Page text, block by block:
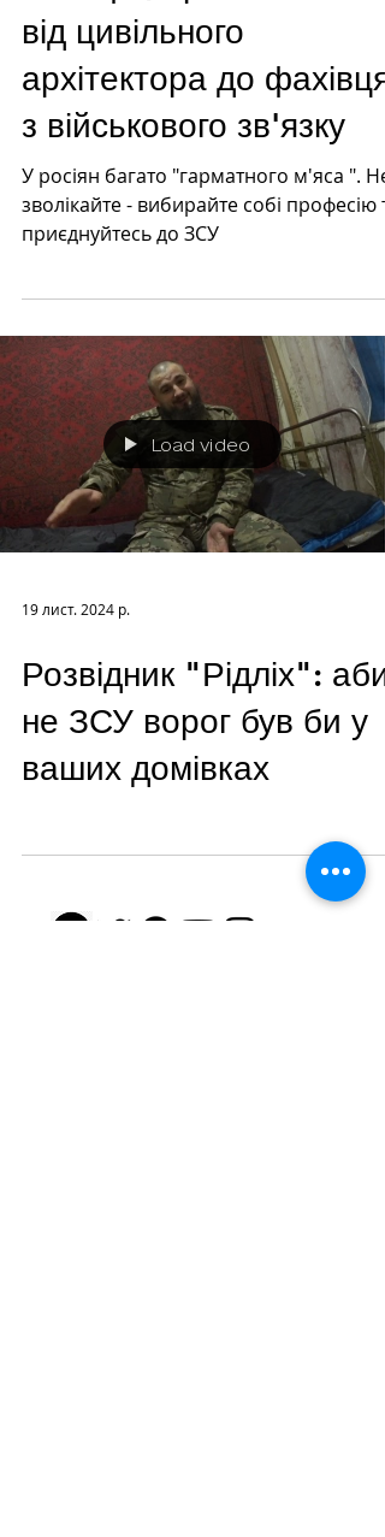
від цивільного
архітектора до фахівця
з військового зв'язку
У росіян багато "гарматного м'яса ". Не
зволікайте - вибирайте собі професію
приєднуйтесь до ЗСУ
Load video
19 лист. 2024 р.
Розвідник "Рідліх": аби
не ЗСУ ворог був би у
ваших домівках